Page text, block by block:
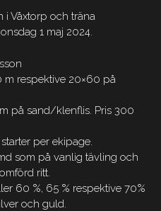
i Våxtorp och träna
1 maj 2024.
m respektive 20×60 på
på sand/klenflis. Pris 300
per ekipage.
som på vanlig tävling och
ritt.
60 %, 65 % respektive 70%
och guld.